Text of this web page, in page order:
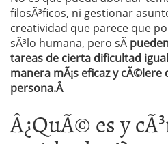
filosÃ³ficos, ni gestionar
creatividad que parece que
sÃ³lo humana, pero sÃ­
tareas de cierta dificultad
manera mÃ¡s eficaz y
persona.Â
Â¿QuÃ© es y